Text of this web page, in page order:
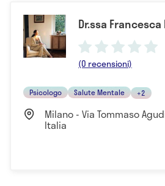
Dr.ssa Francesca
(0 recensioni)
Psicologo Salute Mentale +2
Milano - Via Tommaso
Italia